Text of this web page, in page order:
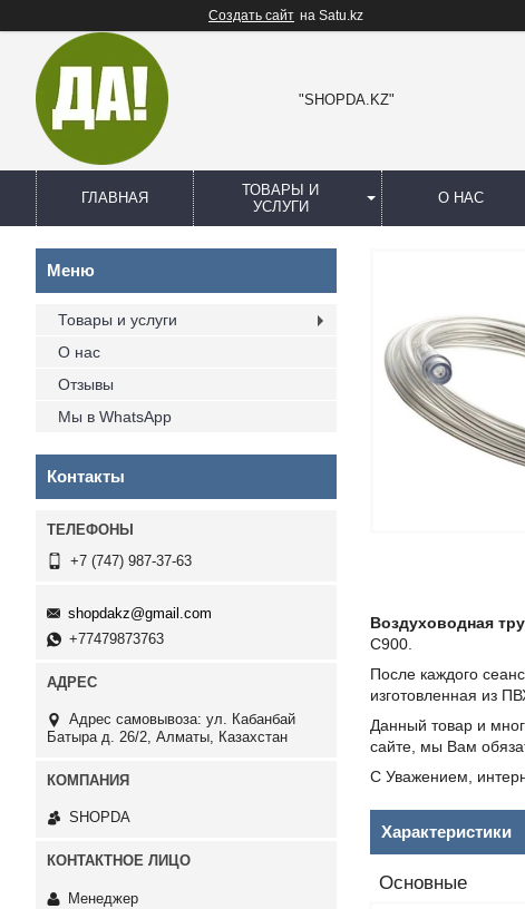
Создать сайт на Satu.kz
"SHOPDA.KZ"
ГЛАВНАЯ
ТОВАРЫ И
УСЛУГИ
О НАС
Воздуховодная
С900.
После каждого
изготовленная из
Данный товар и
сайте, мы Вам
С Уважением,
Характеристики
Основные
Товары и услуги
О нас
Отзывы
Мы в WhatsApp
Контакты
+7 (747) 987-37-63
shopdakz@gmail.com
+77479873763
Адрес самовывоза: ул. Кабанбай
Батыра д. 26/2, Алматы, Казахстан
SHOPDA
Менеджер